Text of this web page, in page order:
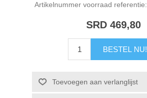
Artikelnummer voorraad referentie:
SRD 469,80
BESTEL NU!
Toevoegen aan verlanglijst